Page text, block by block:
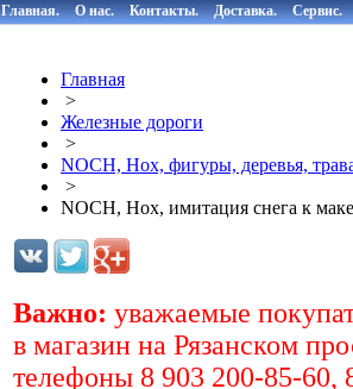
Главная. О нас. Контакты. Доставка. Сервис.
Главная
>
Железные дороги
>
NOCH, Нох, фигуры, деревья,
>
NOCH, Нох, имитация снега к
Важно: уважаемые
в магазин на Рязанском
телефоны 8 903 200-85-60,